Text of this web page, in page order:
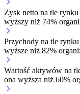
Zysk netto na tle rynku
wyższy niż 74%
Przychody na tle rynku
wyższe niż 82%
Wartość aktywów na
ona wyższa niż 60%